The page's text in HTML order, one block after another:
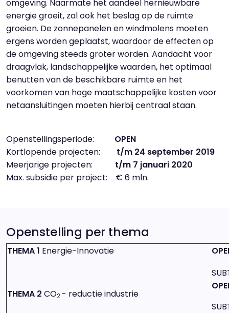
omgeving. Naarmate het aandeel hernieuwbare
energie groeit, zal ook het beslag op de ruimte
groeien. De zonnepanelen en windmolens moeten
ergens worden geplaatst, waardoor de effecten op
de omgeving steeds groter worden. Aandacht voor
draagvlak, landschappelijke waarden, het optimaal
benutten van de beschikbare ruimte en het
voorkomen van hoge maatschappelijke kosten voor
netaansluitingen moeten hierbij centraal staan.
Openstellingsperiode: OPEN
Kortlopende projecten:
t/m 24 september 2019
Meerjarige projecten: t/m 7 januari 2020
Max. subsidie per project: € 6 mln.
Openstelling per thema
THEMA 1 Energie-Innovatie
THEMA 2 CO2 - reductie industrie